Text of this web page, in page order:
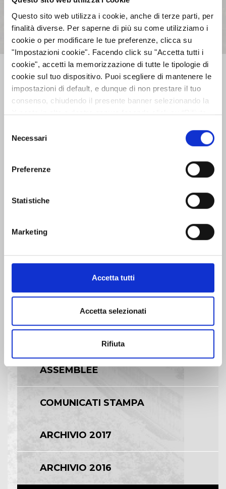
Questo sito web utilizza i cookie, anche di terze parti, per
finalità diverse. Per saperne di più su come utilizziamo i
cookie o per modificare le tue preferenze, clicca su
"Impostazioni cookie". Facendo click su "Accetta tutti i
cookie", accetti la memorizzazione di tutte le tipologie di
cookie sul tuo dispositivo. Puoi scegliere di mantenere le
impostazioni di default, e dunque di non prestare il tuo
consenso, chiudendo il presente banner selezionando la
X posta in alto a destra oppure facendo click su “Rifiuta
assenza dei cookie diversi da quelli tecnici. Per maggiori
informazioni puoi consultare la nostra politica sui cookie
delNecessari
Preferenze
Statistiche
Marketing
Accetta tutti
Accetta selezionati
Rifiuta
Approvata la Relazione Finanziaria
Semestrale al 30 giugno 2015
02:00 - 27/07/2015 Leggi
Precedente Successivo
EVENTI E DOCUMENTAZIONE
DISPONIBILE
BILANCI E RELAZIONI
ASSEMBLEE
COMUNICATI STAMPA
ARCHIVIO 2017
ARCHIVIO 2016